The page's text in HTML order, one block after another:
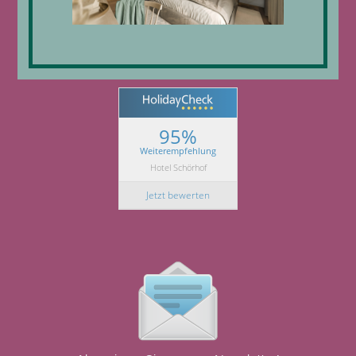
95%
Weiterempfehlung
Hotel Schörhof
Jetzt bewerten